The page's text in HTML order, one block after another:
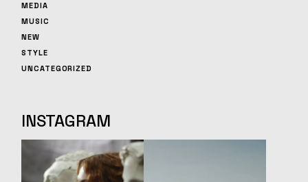
MEDIA
MUSIC
NEW
STYLE
UNCATEGORIZED
INSTAGRAM